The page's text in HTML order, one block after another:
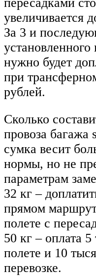
увеличивается
За 3 и
нужно будет
при
рублей.
Сколько
провоза багажа
сумка весит
нормы, но не
параметрам
32 кг –
прямом
полете с
50 кг – оплата
полете и 10
перевозке.